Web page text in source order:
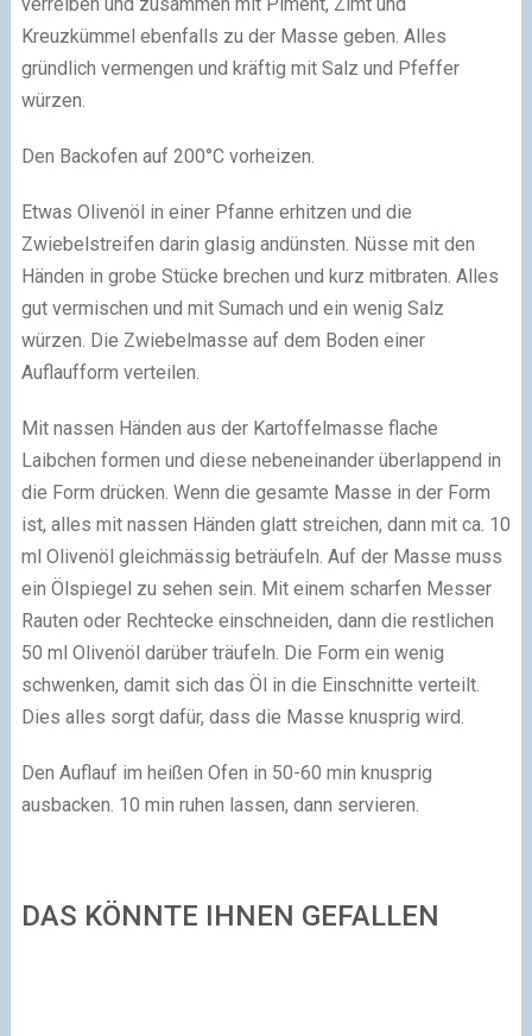
Kreuzkümmel ebenfalls zu der Masse geben. Alles
gründlich vermengen und kräftig mit Salz und Pfeffer
würzen.
Den Backofen auf 200°C vorheizen.
Etwas Olivenöl in einer Pfanne erhitzen und die
Zwiebelstreifen darin glasig andünsten. Nüsse mit den
Händen in grobe Stücke brechen und kurz mitbraten. Alles
gut vermischen und mit Sumach und ein wenig Salz
würzen. Die Zwiebelmasse auf dem Boden einer
Auflaufform verteilen.
Mit nassen Händen aus der Kartoffelmasse flache
Laibchen formen und diese nebeneinander überlappend in
die Form drücken. Wenn die gesamte Masse in der Form
ist, alles mit nassen Händen glatt streichen, dann mit ca. 10
ml Olivenöl gleichmässig beträufeln. Auf der Masse muss
ein Ölspiegel zu sehen sein. Mit einem scharfen Messer
Rauten oder Rechtecke einschneiden, dann die restlichen
50 ml Olivenöl darüber träufeln. Die Form ein wenig
schwenken, damit sich das Öl in die Einschnitte verteilt.
Dies alles sorgt dafür, dass die Masse knusprig wird.
Den Auflauf im heißen Ofen in 50-60 min knusprig
ausbacken. 10 min ruhen lassen, dann servieren.
DAS KÖNNTE IHNEN GEFALLEN